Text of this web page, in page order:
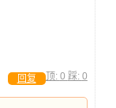
顶: 0 踩: 0
回复